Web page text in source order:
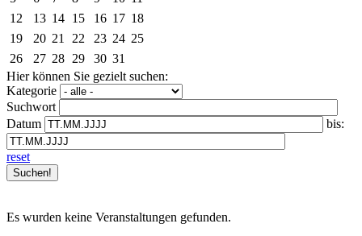
12
13 14 15 16 17 18
19
20 21 22 23 24 25
26
27 28 29 30 31
Hier können Sie gezielt suchen:
Kategorie
Suchwort
Datum
bis:
reset
Es wurden keine Veranstaltungen gefunden.